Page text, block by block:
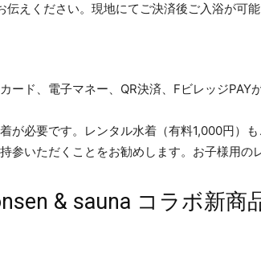
えください。現地にてご決済後ご入浴が可能
ード、電子マネー、QR決済、FビレッジPAY
が必要です。レンタル水着（有料1,000円）
参いただくことをお勧めします。お子様用の
& sauna コラボ新商